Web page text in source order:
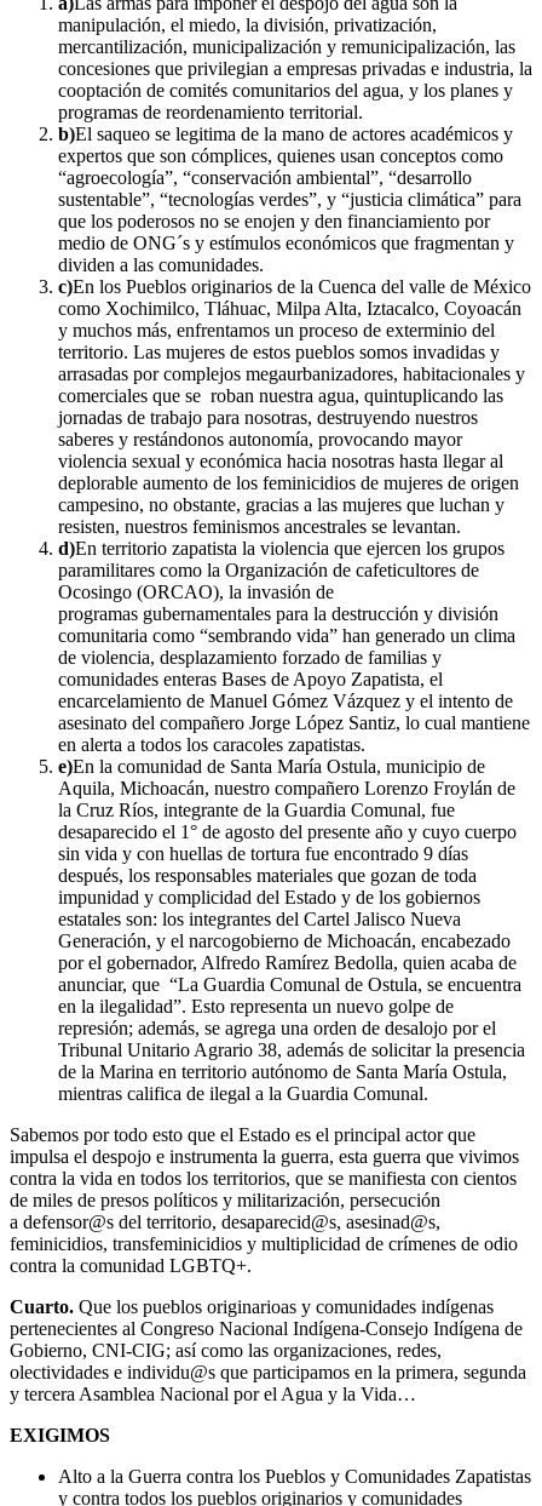
manipulación, el miedo, la división, privatización,
mercantilización, municipalización y remunicipalización, las
concesiones que privilegian a empresas privadas e industria, la
cooptación de comités comunitarios del agua, y los planes y
programas de reordenamiento territorial.
b)El saqueo se legitima de la mano de actores académicos y
expertos que son cómplices, quienes usan conceptos como
“agroecología”, “conservación ambiental”, “desarrollo
sustentable”, “tecnologías verdes”, y “justicia climática” para
que los poderosos no se enojen y den financiamiento por
medio de ONG´s y estímulos económicos que fragmentan y
dividen a las comunidades.
c)En los Pueblos originarios de la Cuenca del valle de México
como Xochimilco, Tláhuac, Milpa Alta, Iztacalco, Coyoacán
y muchos más, enfrentamos un proceso de exterminio del
territorio. Las mujeres de estos pueblos somos invadidas y
arrasadas por complejos megaurbanizadores, habitacionales y
comerciales que se roban nuestra agua, quintuplicando las
jornadas de trabajo para nosotras, destruyendo nuestros
saberes y restándonos autonomía, provocando mayor
violencia sexual y económica hacia nosotras hasta llegar al
deplorable aumento de los feminicidios de mujeres de origen
campesino, no obstante, gracias a las mujeres que luchan y
resisten, nuestros feminismos ancestrales se levantan.
d)En territorio zapatista la violencia que ejercen los grupos
paramilitares como la Organización de cafeticultores de
Ocosingo (ORCAO), la invasión de
programas gubernamentales para la destrucción y división
comunitaria como “sembrando vida” han generado un clima
de violencia, desplazamiento forzado de familias y
comunidades enteras Bases de Apoyo Zapatista, el
encarcelamiento de Manuel Gómez Vázquez y el intento de
asesinato del compañero Jorge López Santiz, lo cual mantiene
en alerta a todos los caracoles zapatistas.
e)En la comunidad de Santa María Ostula, municipio de
Aquila, Michoacán, nuestro compañero Lorenzo Froylán de
la Cruz Ríos, integrante de la Guardia Comunal, fue
desaparecido el 1° de agosto del presente año y cuyo cuerpo
sin vida y con huellas de tortura fue encontrado 9 días
después, los responsables materiales que gozan de toda
impunidad y complicidad del Estado y de los gobiernos
estatales son: los integrantes del Cartel Jalisco Nueva
Generación, y el narcogobierno de Michoacán, encabezado
por el gobernador, Alfredo Ramírez Bedolla, quien acaba de
anunciar, que “La Guardia Comunal de Ostula, se encuentra
en la ilegalidad”. Esto representa un nuevo golpe de
represión; además, se agrega una orden de desalojo por el
Tribunal Unitario Agrario 38, además de solicitar la presencia
de la Marina en territorio autónomo de Santa María Ostula,
mientras califica de ilegal a la Guardia Comunal.
Sabemos por todo esto que el Estado es el principal actor que
impulsa el despojo e instrumenta la guerra, esta guerra que vivimos
contra la vida en todos los territorios, que se manifiesta con cientos
de miles de presos políticos y militarización, persecución
a defensor@s del territorio, desaparecid@s, asesinad@s,
feminicidios, transfeminicidios y multiplicidad de crímenes de odio
contra la comunidad LGBTQ+.
Cuarto. Que los pueblos originarioas y comunidades indígenas
pertenecientes al Congreso Nacional Indígena-Consejo Indígena de
Gobierno, CNI-CIG; así como las organizaciones, redes,
olectividades e individu@s que participamos en la primera, segunda
y tercera Asamblea Nacional por el Agua y la Vida…
EXIGIMOS
Alto a la Guerra contra los Pueblos y Comunidades Zapatistas
y contra todos los pueblos originarios y comunidades